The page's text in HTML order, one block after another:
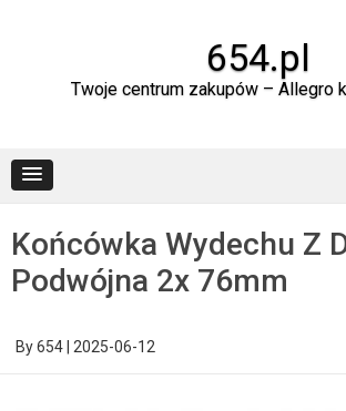
654.pl
Twoje centrum zakupów – Allegro
Końcówka Wydechu Z
Podwójna 2x 76mm
By654 2025-06-12